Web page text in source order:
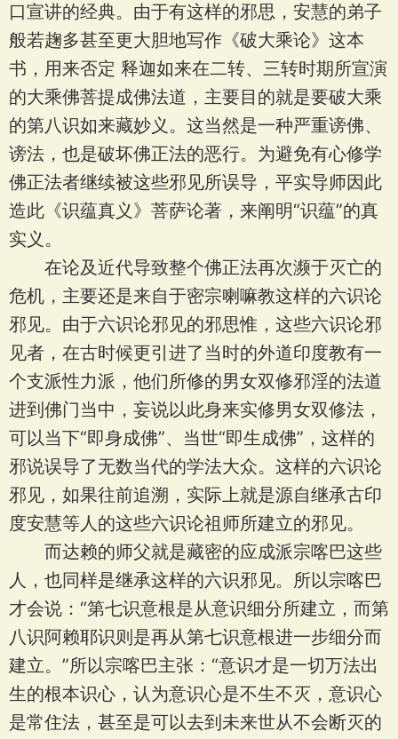
口宣讲的经典。由于有这样的邪思，安慧的弟子
般若趜多甚至更大胆地写作《破大乘论》这本
书，用来否定 释迦如来在二转、三转时期所宣演
的大乘佛菩提成佛法道，主要目的就是要破大乘
的第八识如来藏妙义。这当然是一种严重谤佛、
谤法，也是破坏佛正法的恶行。为避免有心修学
佛正法者继续被这些邪见所误导，平实导师因此
造此《识蕴真义》菩萨论著，来阐明“识蕴”的真
实义。
在论及近代导致整个佛正法再次濒于灭亡的
危机，主要还是来自于密宗喇嘛教这样的六识论
邪见。由于六识论邪见的邪思惟，这些六识论邪
见者，在古时候更引进了当时的外道印度教有一
个支派性力派，他们所修的男女双修邪淫的法道
进到佛门当中，妄说以此身来实修男女双修法，
可以当下“即身成佛”、当世“即生成佛”，这样的
邪说误导了无数当代的学法大众。这样的六识论
邪见，如果往前追溯，实际上就是源自继承古印
度安慧等人的这些六识论祖师所建立的邪见。
而达赖的师父就是藏密的应成派宗喀巴这些
人，也同样是继承这样的六识邪见。所以宗喀巴
才会说：“第七识意根是从意识细分所建立，而第
八识阿赖耶识则是再从第七识意根进一步细分而
建立。”所以宗喀巴主张：“意识才是一切万法出
生的根本识心，认为意识心是不生不灭，意识心
是常住法，甚至是可以去到未来世从不会断灭的